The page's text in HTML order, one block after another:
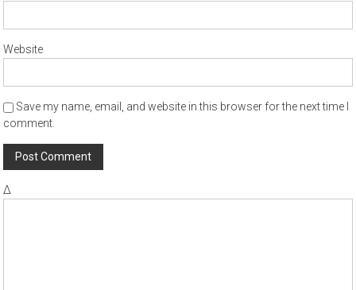
Website
Save my name, email, and website in this browser for the next time I
comment.
Δ